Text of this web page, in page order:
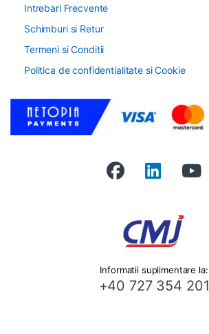
Intrebari Frecvente
Schimburi si Retur
Termeni si Conditii
Politica de confidentialitate si Cookie
Informatii suplimentare la:
+40 727 354 201